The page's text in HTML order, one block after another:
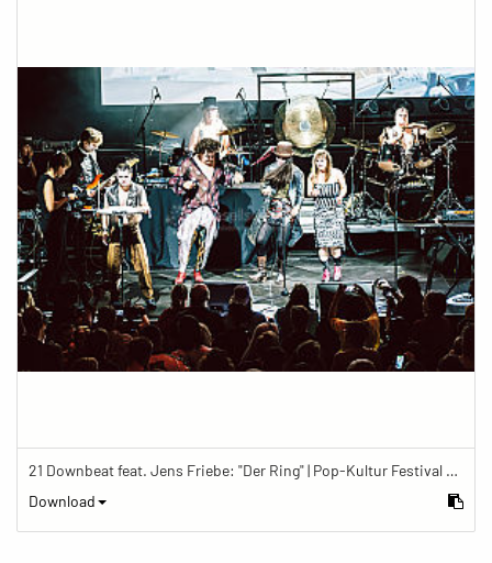
21 Downbeat feat. Jens Friebe: "Der Ring" | Pop-Kultur Festival 2019
Download